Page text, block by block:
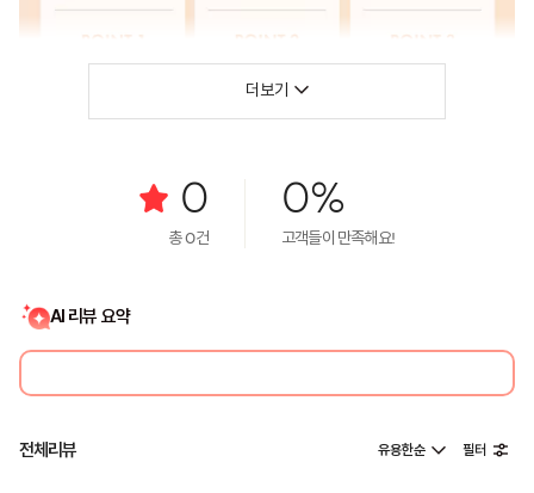
더보기
0
총0건
0%
고객들이 만족해요!
AI 리뷰 요약
전체리뷰 유용한순 필터